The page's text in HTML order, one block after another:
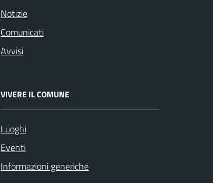
Notizie
Comunicati
Avvisi
VIVERE IL COMUNE
Luoghi
Eventi
Informazioni generiche